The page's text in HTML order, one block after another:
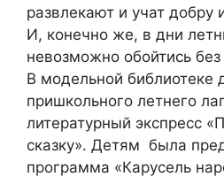
развлекают и учат добру
И, конечно же, в дни
невозможно обойтись
В модельной библиотеке
пришкольного летнего
литературный экспресс
сказку». Детям была
программа «Карусель